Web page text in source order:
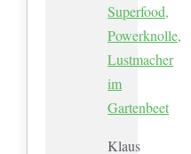
Superfood,
Powerknolle,
Lustmacher
im
Gartenbeet
Klaus